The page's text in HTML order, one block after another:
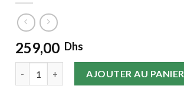
259,00 Dhs
AJOUTER AU PANIER